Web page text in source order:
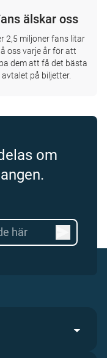
älskar oss
2,5 miljoner fans litar
oss varje år för att
dem att få det bästa
avtalet på biljetter.
om